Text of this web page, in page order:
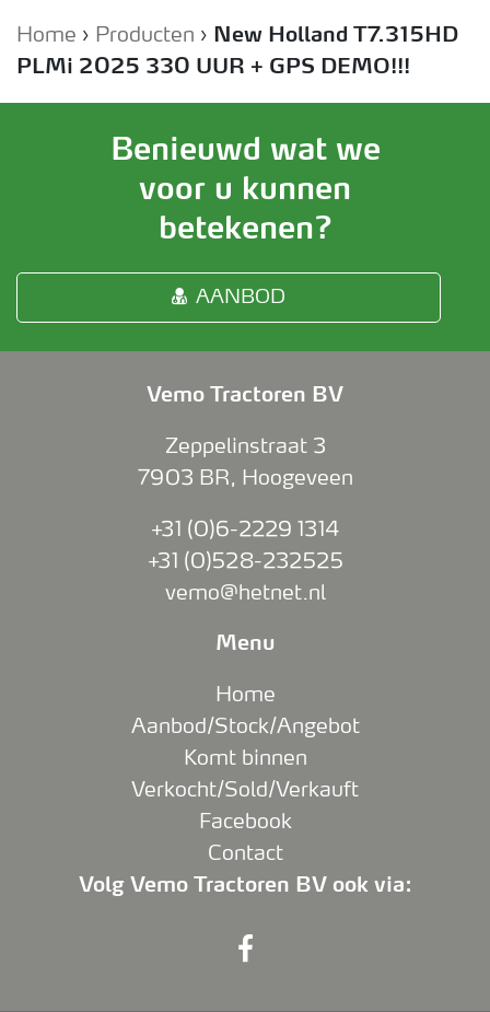
Home › Producten › New Holland T7.315HD
PLMi 2025 330 UUR + GPS DEMO!!!
Benieuwd wat we
voor u kunnen
betekenen?
AANBOD
Vemo Tractoren BV
Zeppelinstraat 3
7903 BR, Hoogeveen
+31 (0)6-2229 1314
+31 (0)528-232525
vemo@hetnet.nl
Menu
Home
Aanbod/Stock/Angebot
Komt binnen
Verkocht/Sold/Verkauft
Facebook
Contact
Volg Vemo Tractoren BV ook via: